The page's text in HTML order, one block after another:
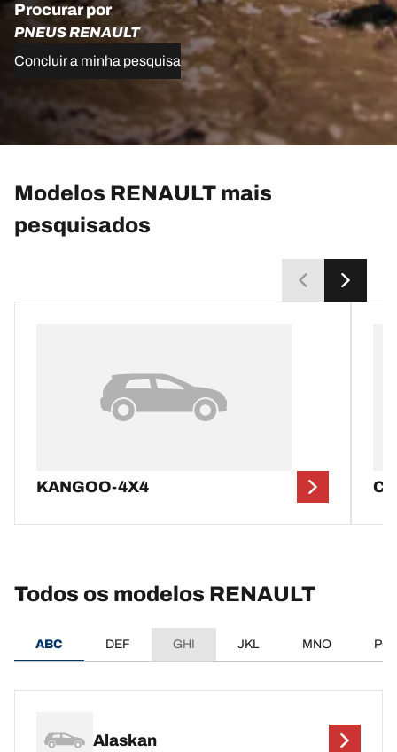
Procurar por
PNEUS RENAULT
Concluir a minha pesquisa
Modelos RENAULT mais
pesquisados
KANGOO-4X4
Todos os modelos RENAULT
ABC DEF GHI JKL MNO
Alaskan